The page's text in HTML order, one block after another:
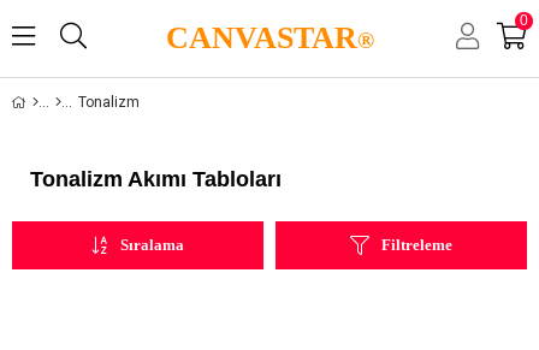
CANVASTAR®
0
Tonalizm
Tonalizm Akımı Tabloları
Filtreleme
Sıralama